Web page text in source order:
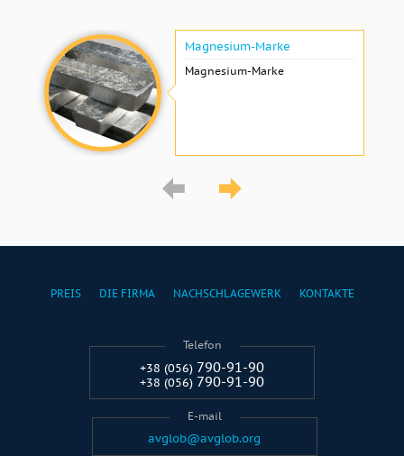
Magnesium-Marke
Magnesium-Marke
PREIS DIE FIRMA NACHSCHLAGEWERK KONTAKTE
Telefon
+38 (056) 790-91-90
+38 (056) 790-91-90
E-mail
avglob@avglob.org